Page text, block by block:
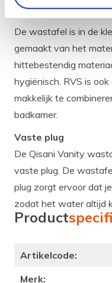
De wastafel is in de
gemaakt van het
hittebestendig
hygiënisch. RVS is
makkelijk te
badkamer.
Vaste plug
De Qisani Vanity
vaste plug. De
plug zorgt ervoor dat
zodat het water altijd
Product
Artikelcode:
Merk: